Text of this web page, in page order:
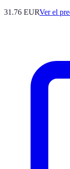
31.76 EURVer el